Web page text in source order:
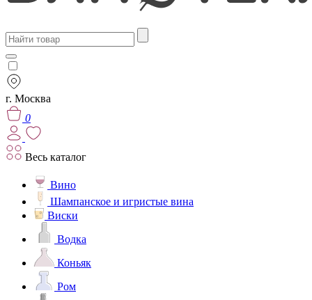
г. Москва
0
Весь каталог
Вино
Шампанское и игристые вина
Виски
Водка
Коньяк
Ром